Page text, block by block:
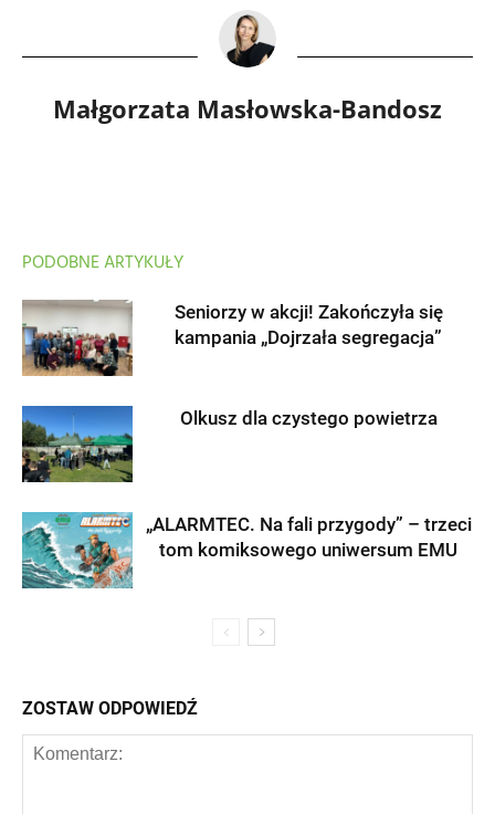
Małgorzata Masłowska-Bandosz
PODOBNE ARTYKUŁY
Seniorzy w akcji! Zakończyła się
kampania „Dojrzała segregacja”
Olkusz dla czystego powietrza
„ALARMTEC. Na fali przygody” – trzeci
tom komiksowego uniwersum EMU
ZOSTAW ODPOWIEDŹ